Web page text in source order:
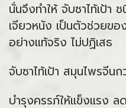
นั่นจึงทำให้ จับซาไท้เป้า
เจียวหนัง เป็นตัวช่วยข
อย่างแท้จริง ไม่ปฏิเสธ
จับซาไท้เป้า สมุนไพรจีน
บำรุงครรภ์ให้แข็งแรง ล